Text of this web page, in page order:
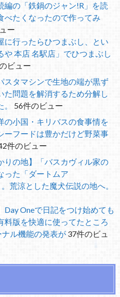
編の「鉄鍋のジャン!R」を読
べたくなったので作ってみ
ー
に行ったらひつまぶし、とい
や 本店 名駅店」でひつまぶし
ビュー
スタマシンで生地の端が黒ず
た問題を解消するため分解し
56件のビュー
の小国・キリバスの食事情を
フードは豊かだけど野菜事
件のビュー
りの地】「バスカヴィル家の
った「ダートムア
荒涼とした魔犬伝説の地へ。
Day Oneで日記をつけ始めても
版を快適に使ってたところ
ル機能の発表が 37件のビュ